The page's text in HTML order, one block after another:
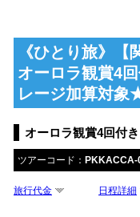
《ひとり旅》
オーロラ観賞4
レージ加算対象
オーロラ観賞4回付
ツアーコード： PKKACCA-
旅行代金 日程詳細